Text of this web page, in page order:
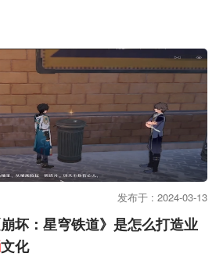
发布于 : 2024-03-13
坏：星穹铁道》是怎么打造业
文化